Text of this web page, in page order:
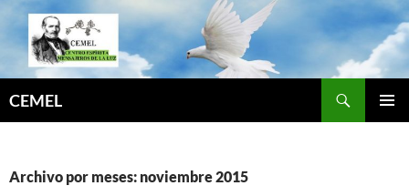
Saltar
contenido
CEMEL
Archivo por meses: noviembre 2015